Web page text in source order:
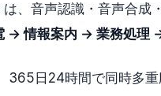
は、音声認識・音声合成
→ 情報案内 → 業務処理
365日24時間で同時多